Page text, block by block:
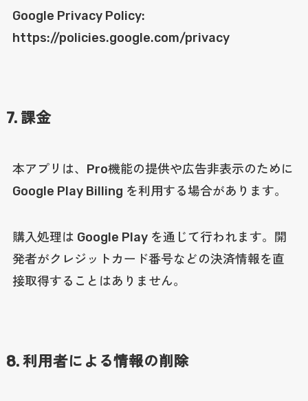
Google Privacy Policy:
https://policies.google.com/privacy
7. 課金
本アプリは、Pro機能の提供や広告非表示のために
Google Play Billing を利用する場合があります。
購入処理は Google Play を通じて行われます。開
発者がクレジットカード番号などの決済情報を直
接取得することはありません。
8. 利用者による情報の削除